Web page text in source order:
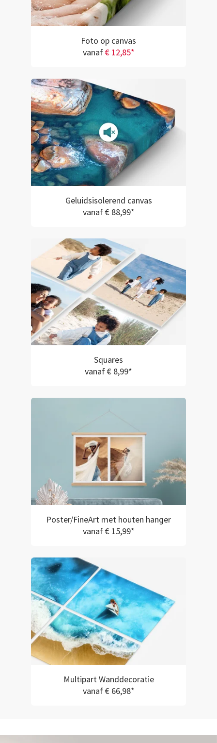
Foto op canvas
vanaf€ 12,85*
Geluidsisolerend canvas
vanaf € 88,99*
Squares
vanaf € 8,99*
Poster/FineArt met houten hanger
vanaf € 15,99*
Multipart Wanddecoratie
vanaf € 66,98*